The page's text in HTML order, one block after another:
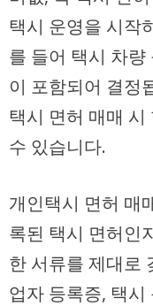
택시 운영을 시작
를 들어 택시 차
이 포함되어 결정
택시 면허 매매
수 있습니다.
개인택시 면허 매
록된 택시 면허인
한 서류를 제대로
업자 등록증, 택